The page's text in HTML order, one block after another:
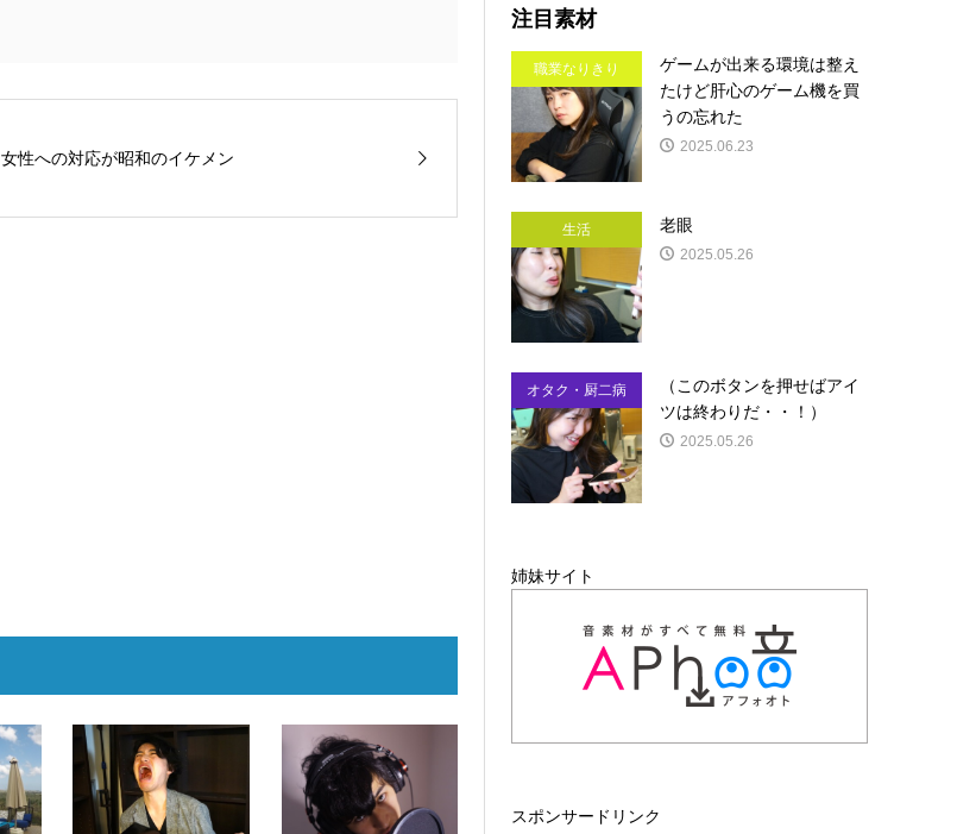
女性への対応が昭和のイケメン
注目素材
職業なりきり
ゲームが出来る環境は整え
たけど肝心のゲーム機を買
うの忘れた
2025.06.23
生活 老眼
2025.05.26
オタク・厨二病
（このボタンを押せばアイ
ツは終わりだ・・！）
2025.05.26
姉妹サイト
スポンサードリンク